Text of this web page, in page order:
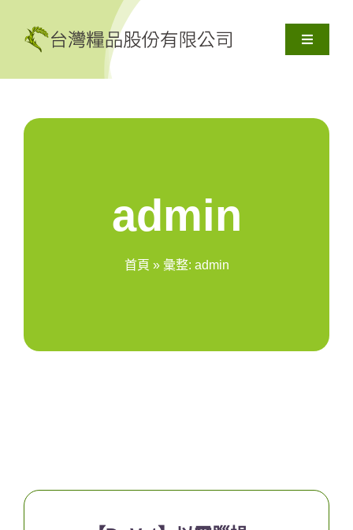
content
Toggle
關於我們
產品服務
admin
首頁 » 彙整: admin